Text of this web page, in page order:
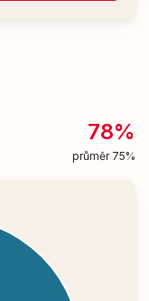
78%
průměr 75%